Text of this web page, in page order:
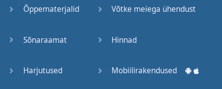
Õppematerjalid
Sõnaraamat
Harjutused
Võtke meiega ühendust
Hinnad
Mobiilirakendused